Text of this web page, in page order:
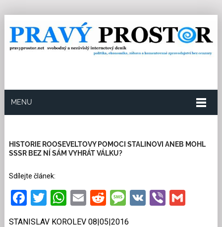
MENU
HISTORIE ROOSEVELTOVY POMOCI STALINOVI ANEB MOHL
SSSR BEZ NÍ SÁM VYHRÁT VÁLKU?
Sdílejte článek:
Facebook
Twitter
WhatsApp
EmailRedditMessage
VKViber
STANISLAV KOROLEV 08|05|2016